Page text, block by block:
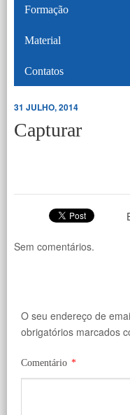
Formação
Material
Contatos
31 JULHO, 2014
Capturar
Sem comentários.
O seu endereço de
obrigatórios marcados
Comentário *